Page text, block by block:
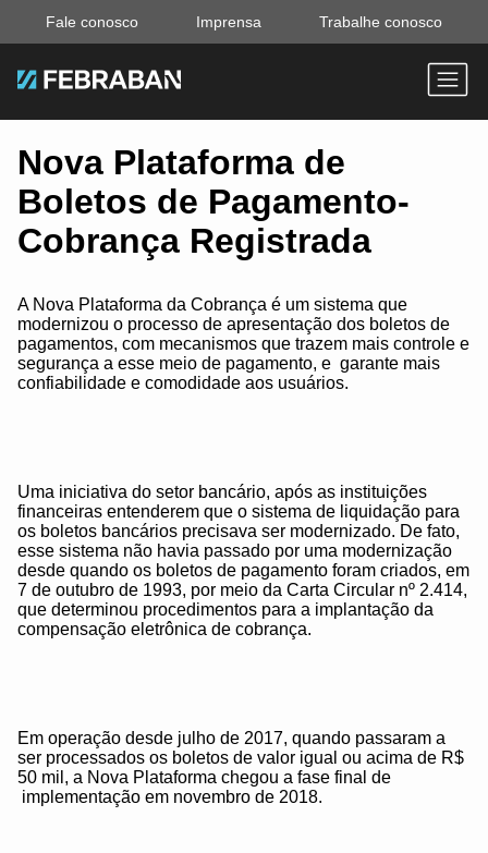
Fale conosco Imprensa Trabalhe conosco
Nova Plataforma de
Boletos de Pagamento-
Cobrança Registrada
A Nova Plataforma da Cobrança é um sistema que
modernizou o processo de apresentação dos boletos de
pagamentos, com mecanismos que trazem mais controle e
segurança a esse meio de pagamento, e garante mais
confiabilidade e comodidade aos usuários.
Uma iniciativa do setor bancário, após as instituições
financeiras entenderem que o sistema de liquidação para
os boletos bancários precisava ser modernizado. De fato,
esse sistema não havia passado por uma modernização
desde quando os boletos de pagamento foram criados, em
7 de outubro de 1993, por meio da Carta Circular nº 2.414,
que determinou procedimentos para a implantação da
compensação eletrônica de cobrança.
Em operação desde julho de 2017, quando passaram a
ser processados os boletos de valor igual ou acima de R$
50 mil, a Nova Plataforma chegou a fase final de
implementação em novembro de 2018.